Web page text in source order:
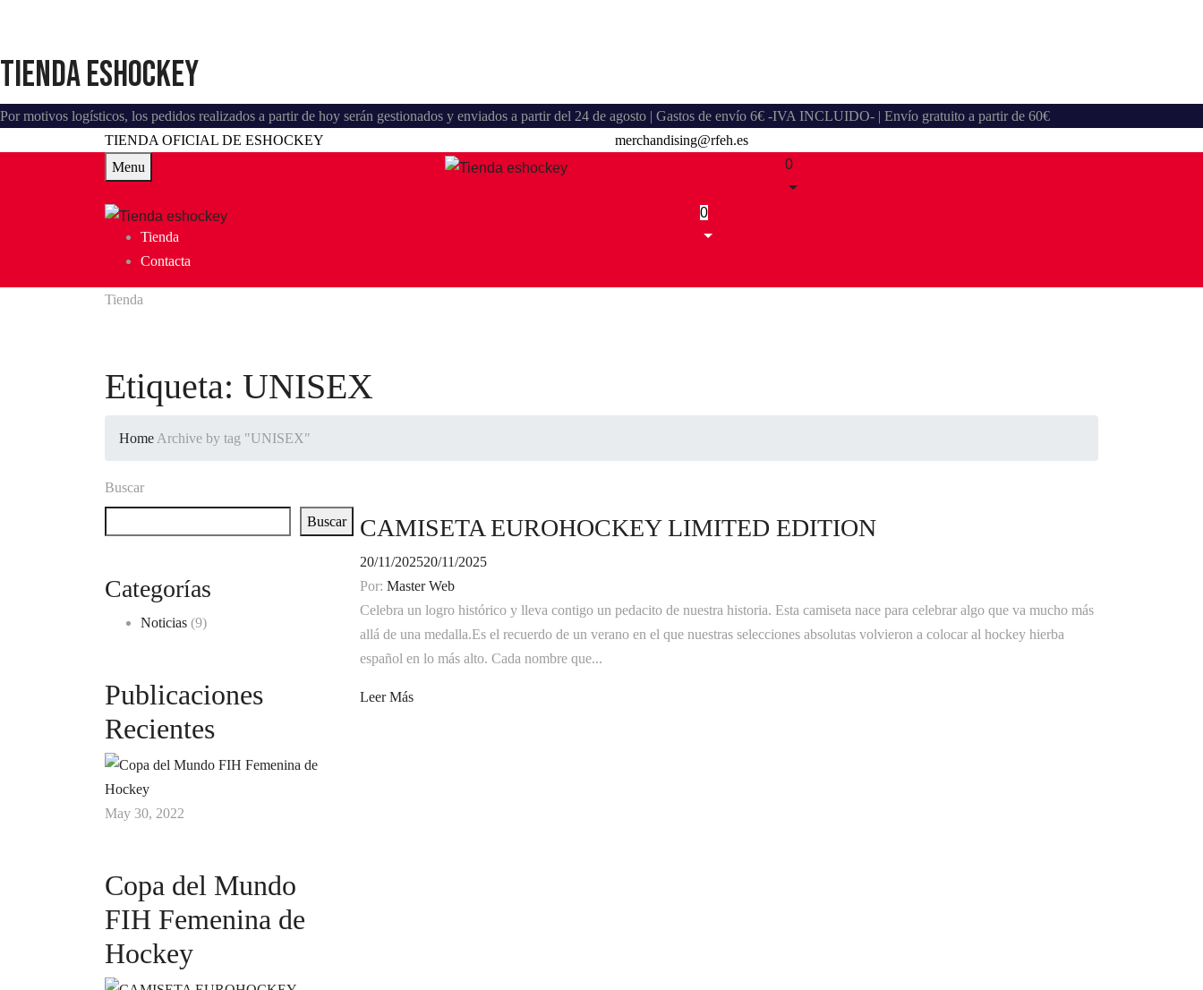
Tienda eshockey
Por motivos logísticos, los pedidos realizados a partir de hoy serán gestionados y enviados a partir del 24 de agosto | Gastos de envío 6€ -IVA INCLUIDO- | Envío gratuito a partir de 60€
TIENDA OFICIAL DE ESHOCKEY
merchandising@rfeh.es
Menu
0
Tienda
Contacta
0
Tienda
Etiqueta: UNISEX
Home Archive by tag "UNISEX"
Buscar
Buscar
Categorías
Noticias (9)
Publicaciones
Recientes
May 30, 2022
Copa del Mundo
FIH Femenina de
Hockey
CAMISETA EUROHOCKEY LIMITED EDITION
20/11/202520/11/2025
Por: Master Web
Celebra un logro histórico y lleva contigo un pedacito de nuestra historia. Esta camiseta nace para celebrar algo que va mucho más
allá de una medalla.Es el recuerdo de un verano en el que nuestras selecciones absolutas volvieron a colocar al hockey hierba
español en lo más alto. Cada nombre que...
Leer Más